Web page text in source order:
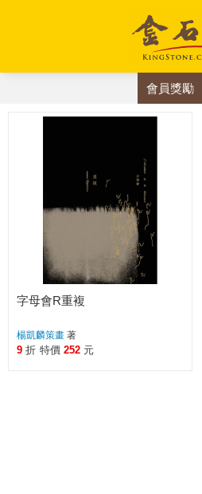
會員獎勵
字母會R重複
楊凱麟策畫 著
9 折 特價 252 元